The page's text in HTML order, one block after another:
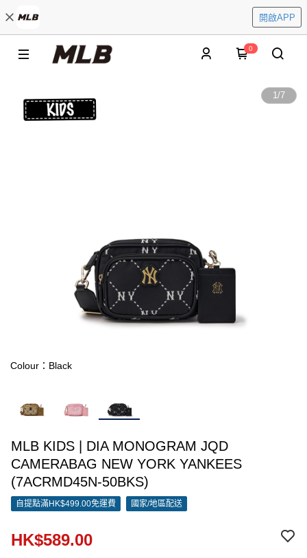
開啟APP
0
1/7
Colour：Black
MLB KIDS | DIA MONOGRAM JQD
CAMERABAG NEW YORK YANKEES
(7ACRMD45N-50BKS)
自提點滿HK$499.00免運費 國家/地區配送
HK$589.00